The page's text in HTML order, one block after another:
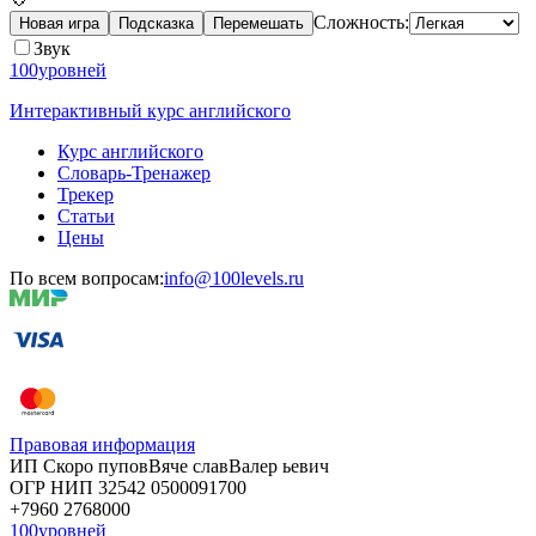
Новая игра Подсказка Перемешать Сложность:
Звук
100уровней
Интерактивный курс английского
Курс английского
Словарь-Тренажер
Трекер
Статьи
Цены
По всем вопросам:info@100levels.ru
Правовая информация
ИП Скоро пуповВяче славВалер ьевич
ОГР НИП 32542 0500091700
+7960 2768000
100уровней